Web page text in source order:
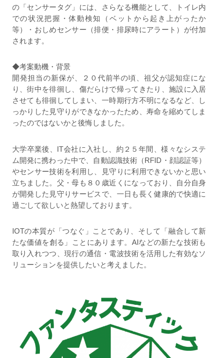
の「センサータグ」には、さらなる機能として、トイレ内
での状況把握・体動検知（ベットから起き上がったか
等）・おしめセンサー（排便・排尿時にアラート）が付加
されます。
◆考案動機・背景
開発担当の新保が、２０代前半の頃、祖父が認知症にな
り、街中を徘徊し、傷だらけで帰ってきたり、施設に入居
させても徘徊してしまい、一時期行方不明になるなど、し
っかりした見守りができなかったため、寿命を縮めてしま
ったのではないかと後悔しました。
大学卒業後、IT会社に入社し、約２５年間、様々なシステ
ム開発に携わった中で、自動認識技術（RFID・顔認証等）
やセンサー技術を利用し、見守りに利用できないかと思い
立ちました。父・母も８０歳近くになっており、自分自身
が開発した見守りサービスで、一日も長く健康的で快適に
過ごして欲しいと熱望しております。
IOTの本質が「つなぐ」ことであり、そして「融合して新
たな価値を創る」ことにあります。AIなどの新たな技術も
取り入れつつ、現行の通信・電波技術を活用した有効なソ
リューションを提供したいと考えました。